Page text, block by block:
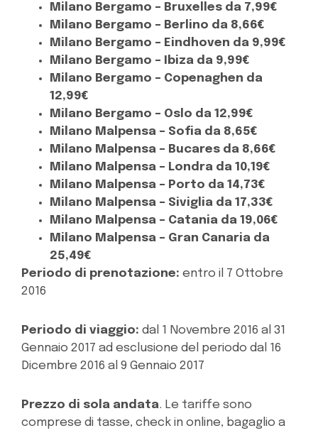
Milano Bergamo – Bruxelles da 7,99€
Milano Bergamo – Berlino da 8,66€
Milano Bergamo – Eindhoven da 9,99€
Milano Bergamo – Ibiza da 9,99€
Milano Bergamo – Copenaghen da
12,99€
Milano Bergamo – Oslo da 12,99€
Milano Malpensa – Sofia da 8,65€
Milano Malpensa – Bucares da 8,66€
Milano Malpensa – Londra da 10,19€
Milano Malpensa – Porto da 14,73€
Milano Malpensa – Siviglia da 17,33€
Milano Malpensa – Catania da 19,06€
Milano Malpensa – Gran Canaria da
25,49€
Periodo di prenotazione: entro il 7 Ottobre
2016
Periodo di viaggio: dal 1 Novembre 2016 al 31
Gennaio 2017 ad esclusione del periodo dal 16
Dicembre 2016 al 9 Gennaio 2017
Prezzo di sola andata. Le tariffe sono
comprese di tasse, check in online, bagaglio a